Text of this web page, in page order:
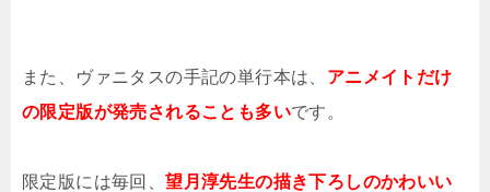
また、ヴァニタスの手記の単行本は、 アニメイトだけ
の限定版が発売されることも多いです。
限定版には毎回、望月淳先生の描き下ろしのかわいい